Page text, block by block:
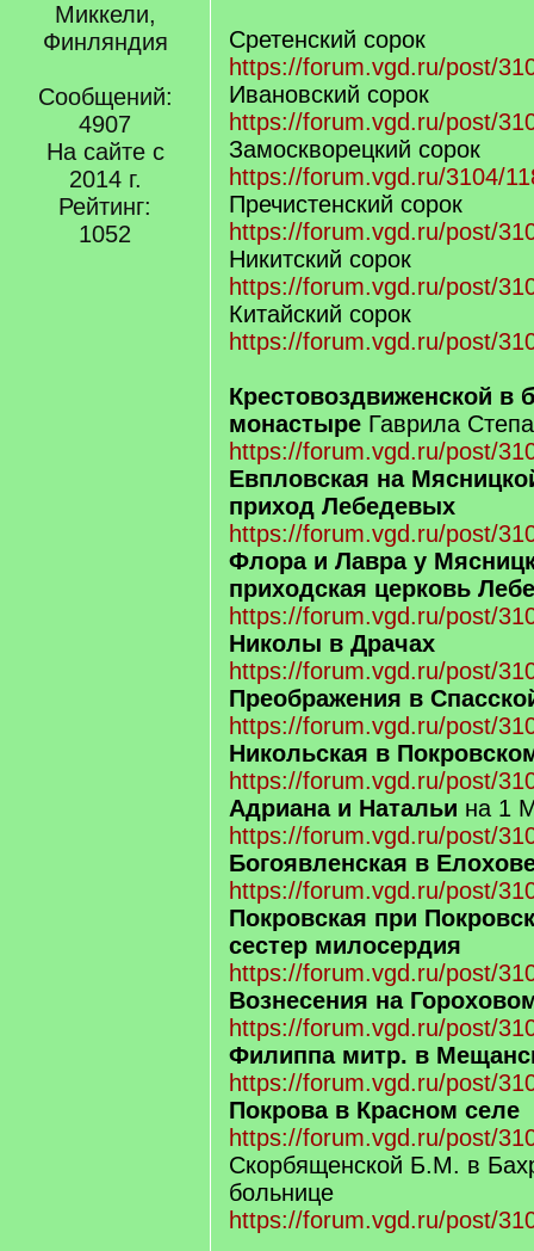
Миккели,
Финляндия
Сообщений:
4907
На сайте с
2014 г.
Рейтинг:
1052
Сретенский сорок
https://forum.vgd.ru/post/
Ивановский сорок
https://forum.vgd.ru/post/
Замоскворецкий сорок
https://forum.vgd.ru/3104/
Пречистенский сорок
https://forum.vgd.ru/post/
Никитский сорок
https://forum.vgd.ru/post/
Китайский сорок
https://forum.vgd.ru/post/
Крестовоздвиженской в
монастыре Гаврила
https://forum.vgd.ru/post/
Евпловская на
приход Лебедевых
https://forum.vgd.ru/post/
Флора и Лавра у
приходская церковь
https://forum.vgd.ru/post/
Николы в Драчах
https://forum.vgd.ru/post/
Преображения в
https://forum.vgd.ru/post/
Никольская в
https://forum.vgd.ru/post/
Адриана и Натальи на 1
https://forum.vgd.ru/post/
Богоявленская в
https://forum.vgd.ru/post/
Покровская при
сестер милосердия
https://forum.vgd.ru/post/
Вознесения на
https://forum.vgd.ru/post/
Филиппа митр. в
https://forum.vgd.ru/post/
Покрова в Красном селе
https://forum.vgd.ru/post/
Скорбященской Б.М. в
больнице
https://forum.vgd.ru/post/